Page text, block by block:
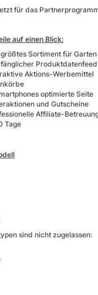
für das
auf einen Blick:
Sortiment für Garten
Produktdatenfeed
Aktions-Werbemittel
optimierte Seite
und Gutscheine
Affiliate-
Tage
sind nicht zugelassen: